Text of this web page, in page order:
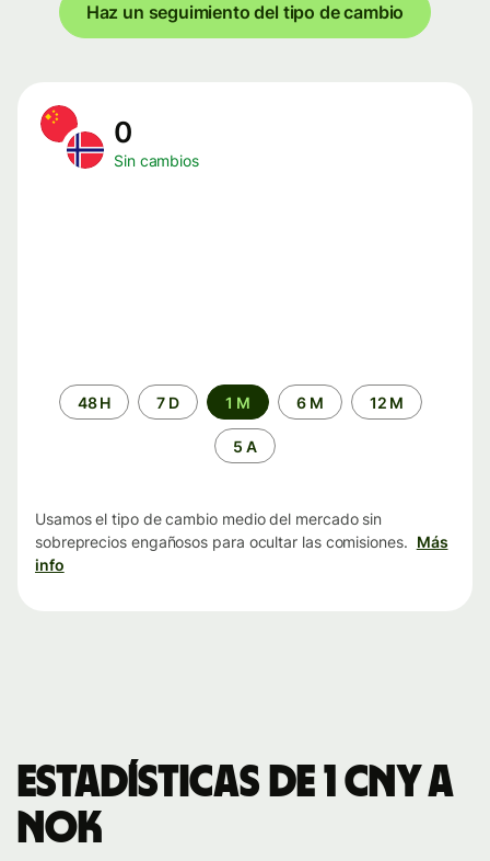
Haz un seguimiento del tipo de cambio
0
Sin cambios
Periodo48 H 7 D 1 M 6 M 12 M
5 A
Usamos el tipo de cambio medio del mercado sin
sobreprecios engañosos para ocultar las comisiones. Más
info
Estadísticas de 1 CNY a
NOK